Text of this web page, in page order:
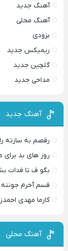
آهنگ جدید
آهنگ محلی
بزودی
ریمیکس جدید
گلچین جدید
مداحی جدید
آهنگ جدید
رقصم به سازته
روز های بد
بگو ف تا فدات
قسم آخرم
کارما مهدی
آهنگ محلی